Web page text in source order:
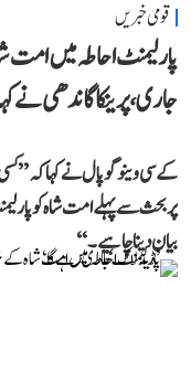
قومی خبریں
پارلیمنٹ احاطہ میں امت
جاری، پرینکا گاندھی
کے سی وینوگوپال نے کہا کہ
پر بحث سے پہلے امت شاہ کو
بیان دینا چاہیے۔‘‘